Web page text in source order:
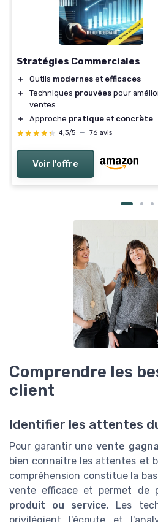
Stratégies Commerciales
＋ Outils modernes et efficaces
＋
Techniques prouvées pour
ventes
＋
Approche pratique et concrète
★★★★★
★★★★★ 4,3/5 — 76 avis
Voir l'offre
Comprendre les
client
Identifier les attentes
Pour garantir une vente
bien connaître les attentes et
compréhension constitue la
vente efficace et permet de
produit ou service. Les
privilégient l'écoute et